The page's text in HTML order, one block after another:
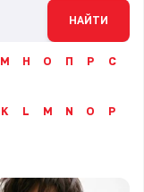
НАЙТИ
М Н О П Р
С
K L M N O
P